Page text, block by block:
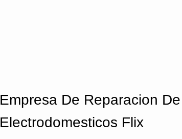
Empresa De Reparacion De
Electrodomesticos Flix